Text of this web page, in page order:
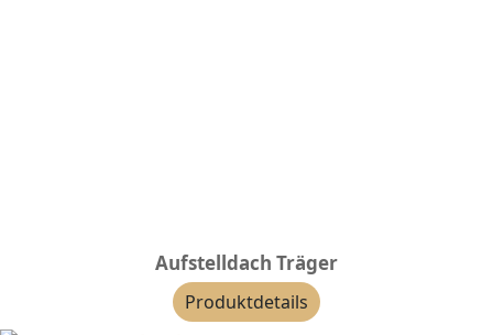
Aufstelldach Träger
Produktdetails